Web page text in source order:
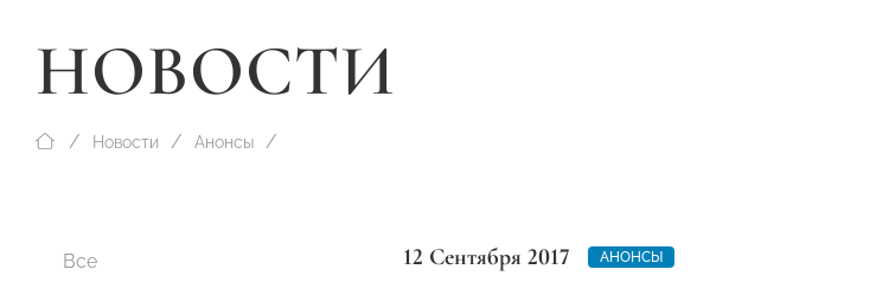
НОВОСТИ
Новости Анонсы
Все
12 Сентября 2017 АНОНСЫ